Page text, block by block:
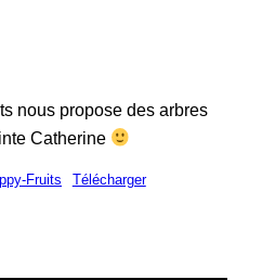
nous propose des arbres
Catherine
Fruits Télécharger